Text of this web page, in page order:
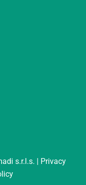
s.r.l.s. |
Privacy